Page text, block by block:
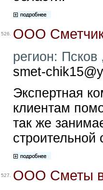
526. ООО
регион:
smet-
Экспертная
клиентам
так же
строительной
527. ООО Сметы в